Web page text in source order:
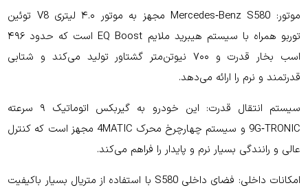
موتور: Mercedes‑Benz S580 مجهز به موتور ۴.۰ لیتری V8 توئین
توربو همراه با سیستم هیبرید ملایم EQ Boost است که حدود ۴۹۶
اسب بخار قدرت و ۷۰۰ نیوتن‌متر گشتاور تولید می‌کند و شتابی
قدرتمند و نرم را ارائه می‌دهد.
سیستم انتقال قدرت: این خودرو به گیربکس اتوماتیک ۹ سرعته
9G‑TRONIC و سیستم چهارچرخ محرک 4MATIC مجهز است که کنترل
عالی و رانندگی بسیار نرم و پایدار را فراهم می‌کند.
امکانات داخلی: فضای داخلی S580 با استفاده از متریال بسیار باکیفیت